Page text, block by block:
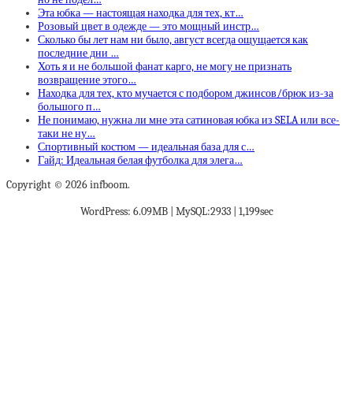
Эта юбка — настоящая находка для тех, кт…
Розовый цвет в одежде — это мощный инстр…
Сколько бы лет нам ни было, август всегда ощущается как
последние дни …
Хоть я и не большой фанат карго, не могу не признать
возвращение этого…
Находка для тех, кто мучается с подбором джинсов/брюк из-за
большого п…
Не понимаю, нужна ли мне эта сатиновая юбка из SELA или все-
таки не ну…
Спортивный костюм — идеальная база для с…
Гайд: Идеальная белая футболка для элега…
Copyright © 2026 infboom.
WordPress: 6.09MB | MySQL:2933 | 1,199sec